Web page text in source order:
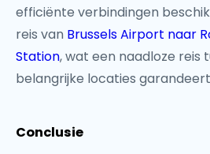
efficiënte verbindingen
reis van Brussels Airport naar
Station, wat een naadloze reis
belangrijke locaties
Conclusie